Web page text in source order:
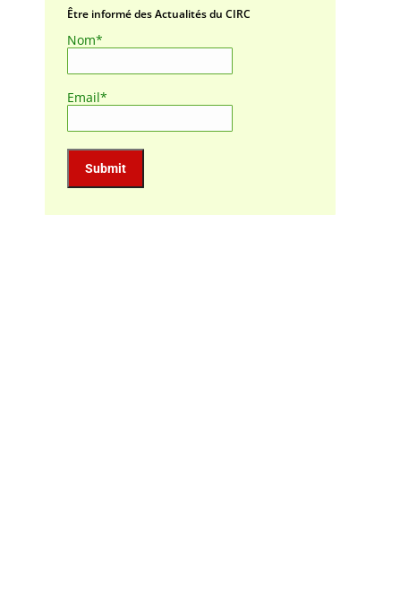
Être informé des Actualités du CIRC
Nom*
Email*